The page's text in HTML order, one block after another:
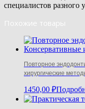
специалистов разного
Похожие товары
Повторное
хирургические
1450,00 ₽